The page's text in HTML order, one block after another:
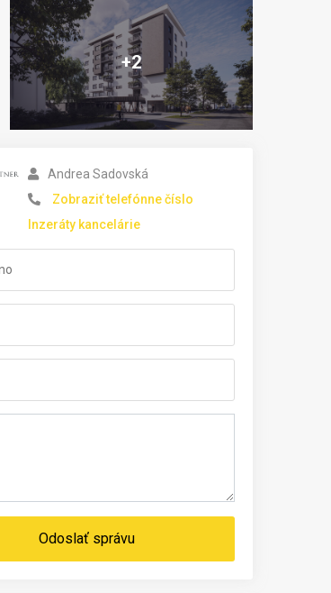
+2
Andrea Sadovská
Zobraziť telefónne číslo
Inzeráty kancelárie
Odoslať správu